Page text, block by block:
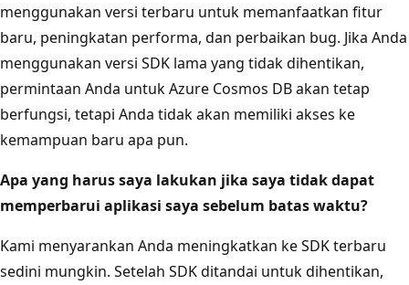
menggunakan versi terbaru untuk memanfaatkan fitur
baru, peningkatan performa, dan perbaikan bug. Jika Anda
menggunakan versi SDK lama yang tidak dihentikan,
permintaan Anda untuk Azure Cosmos DB akan tetap
berfungsi, tetapi Anda tidak akan memiliki akses ke
kemampuan baru apa pun.
Apa yang harus saya lakukan jika saya tidak dapat
memperbarui aplikasi saya sebelum batas waktu?
Kami menyarankan Anda meningkatkan ke SDK terbaru
sedini mungkin. Setelah SDK ditandai untuk dihentikan,